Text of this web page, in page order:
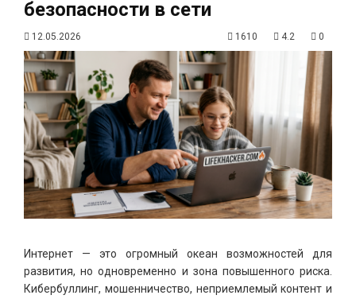
безопасности в сети
12.05.2026 1610 4.2 0
Интернет — это огромный океан возможностей для
развития, но одновременно и зона повышенного риска.
Кибербуллинг, мошенничество, неприемлемый контент и